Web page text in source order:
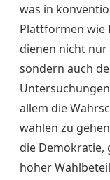
was in
Plattformen wie
dienen nicht
sondern auch
allem die
wählen zu
die Demokratie,
hoher